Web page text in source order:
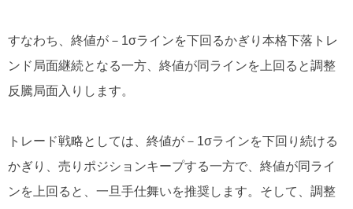
すなわち、終値が－1σラインを下回るかぎり本格下落トレ
ンド局面継続となる一方、終値が同ラインを上回ると調整
反騰局面入りします。
トレード戦略としては、終値が－1σラインを下回り続ける
かぎり、売りポジションキープする一方で、終値が同ライ
ンを上回ると、一旦手仕舞いを推奨します。そして、調整